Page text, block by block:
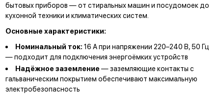
бытовых приборов — от стиральных машин и посудомоек до
кухонной техники и климатических систем.
Основные характеристики:
Номинальный ток:16 А при напряжении 220–240 В, 50 Гц
— подходит для подключения энергоёмких устройств
Надёжное заземление — заземляющие контакты с
гальваническим покрытием обеспечивают максимальную
электробезопасность